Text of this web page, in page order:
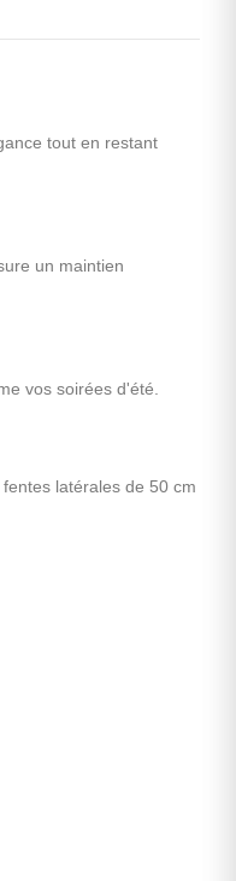
tout en restant
un maintien
vos soirées d'été.
latérales de 50 cm